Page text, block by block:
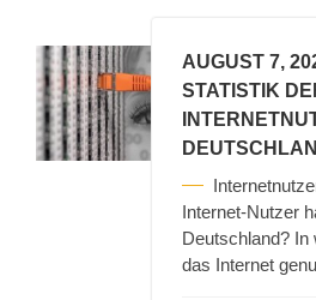
AUGUST 7,
STATISTIK
Internet-Nutzer
Deutschland?
das Internet